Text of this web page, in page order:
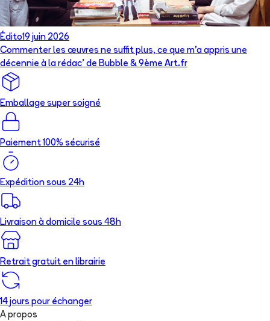
Édito19 juin 2026
Commenter les œuvres ne suffit plus, ce que m’a appris une
décennie à la rédac’ de Bubble & 9ème Art.fr
Emballage super soigné
Paiement 100% sécurisé
Expédition sous 24h
Livraison à domicile sous 48h
Retrait gratuit en librairie
14 jours pour échanger
A propos